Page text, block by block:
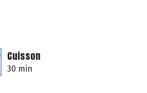
Cuisson
30 min